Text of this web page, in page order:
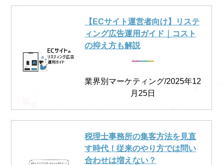
【ECサイト運営者向け】リステ
ィング広告運用ガイド｜コスト
の抑え方も解説
業界別マーケティング/2025年12
月25日
税理士事務所の集客方法を見直
す時代！従来のやり方では問い
合わせは増えない？